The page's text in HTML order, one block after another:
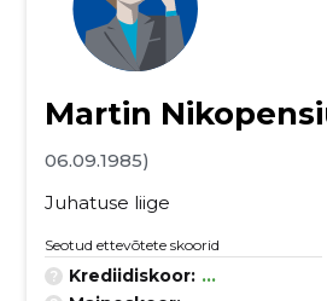
Martin
06.09.1985)
Juhatuse liige
Seotud ettevõtete skoorid
Krediidiskoor: ...